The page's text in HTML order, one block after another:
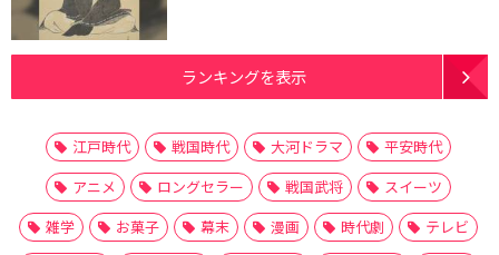
ランキングを表示
江戸時代 戦国時代 大河ドラマ
平安時代
アニメ
ロングセラー 戦国武将
スイーツ
雑学
お菓子 幕末 漫画 時代劇
テレビ